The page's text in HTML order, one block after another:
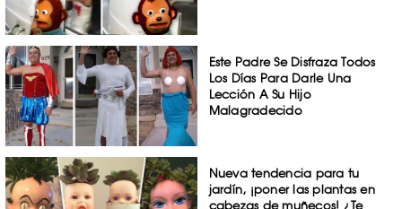
Este Padre Se Disfraza Todos
Los Días Para Darle Una
Lección A Su Hijo
Malagradecido
Nueva tendencia para tu
jardín, ¡poner las plantas en
cabezas de muñecos! ¿Te